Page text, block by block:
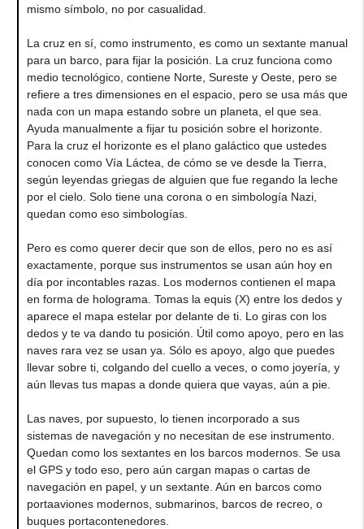
mismo símbolo, no por casualidad.
La cruz en sí, como instrumento, es como un sextante manual
para un barco, para fijar la posición. La cruz funciona como
medio tecnológico, contiene Norte, Sureste y Oeste, pero se
refiere a tres dimensiones en el espacio, pero se usa más que
nada con un mapa estando sobre un planeta, el que sea.
Ayuda manualmente a fijar tu posición sobre el horizonte.
Para la cruz el horizonte es el plano galáctico que ustedes
conocen como Vía Láctea, de cómo se ve desde la Tierra,
según leyendas griegas de alguien que fue regando la leche
por el cielo. Solo tiene una corona o en simbología Nazi,
quedan como eso simbologías.
Pero es como querer decir que son de ellos, pero no es así
exactamente, porque sus instrumentos se usan aún hoy en
día por incontables razas. Los modernos contienen el mapa
en forma de holograma. Tomas la equis (X) entre los dedos y
aparece el mapa estelar por delante de ti. Lo giras con los
dedos y te va dando tu posición. Útil como apoyo, pero en las
naves rara vez se usan ya. Sólo es apoyo, algo que puedes
llevar sobre ti, colgando del cuello a veces, o como joyería, y
aún llevas tus mapas a donde quiera que vayas, aún a pie.
Las naves, por supuesto, lo tienen incorporado a sus
sistemas de navegación y no necesitan de ese instrumento.
Quedan como los sextantes en los barcos modernos. Se usa
el GPS y todo eso, pero aún cargan mapas o cartas de
navegación en papel, y un sextante. Aún en barcos como
portaaviones modernos, submarinos, barcos de recreo, o
buques portacontenedores.